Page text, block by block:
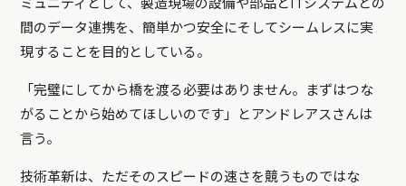
ミュニティとして、製造現場の設備や部品とITシステムとの
間のデータ連携を、簡単かつ安全にそしてシームレスに実
現することを目的としている。
「完璧にしてから橋を渡る必要はありません。まずはつな
がることから始めてほしいのです」とアンドレアスさんは
言う。
技術革新は、ただそのスピードの速さを競うものではな